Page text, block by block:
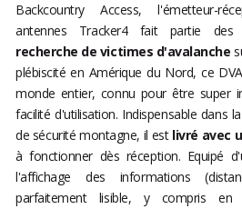
Backcountry Access, l'émetteur-
antennes Tracker4 fait partie des
recherche de victimes d'avalanche
plébiscité en Amérique du Nord, ce
monde entier, connu pour être super
facilité d'utilisation. Indispensable dans
de sécurité montagne, il est livré avec
à fonctionner dès réception. Equipé
l'affichage des informations
parfaitement lisible, y compris